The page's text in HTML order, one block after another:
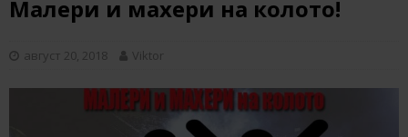
Малери и махери на колото!
август 20, 2018 Viktor